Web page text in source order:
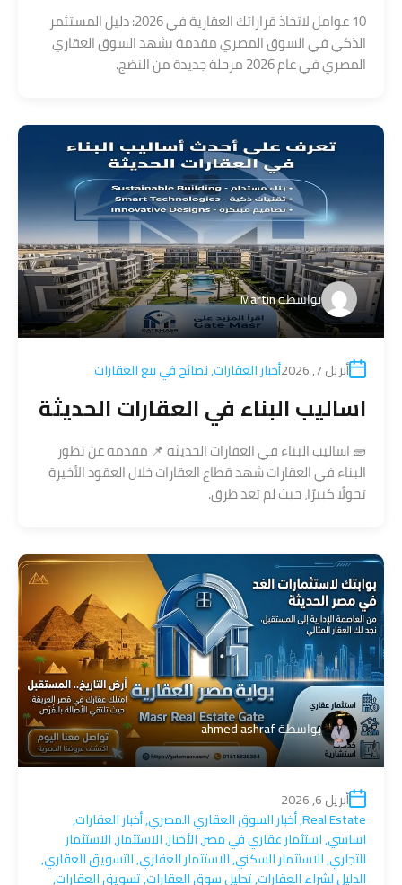
10 عوامل لاتخاذ قراراتك العقارية في 2026: دليل المستثمر
الذكي في السوق المصري مقدمة يشهد السوق العقاري
المصري في عام 2026 مرحلة جديدة من النضج.
بواسطةMartin
أبريل 7, 2026 أخبار العقارات,نصائح في بيع العقارات
اساليب البناء في العقارات الحديثة
🧱 اساليب البناء في العقارات الحديثة 📌 مقدمة عن تطور
البناء في العقارات شهد قطاع العقارات خلال العقود الأخيرة
تحولًا كبيرًا، حيث لم تعد طرق.
بواسطةahmed ashraf
أبريل 6, 2026
Real Estate
,أخبار السوق العقاري المصري,أخبار العقارات,
اساسي,استثمار عقاري في مصر,الأخبار,الاستثمار,الاستثمار
التجاري,الاستثمار السكني,الاستثمار العقاري,التسويق العقاري,
الدليل لشراء العقارات,تحليل سوق العقارات,تسويق العقارات,